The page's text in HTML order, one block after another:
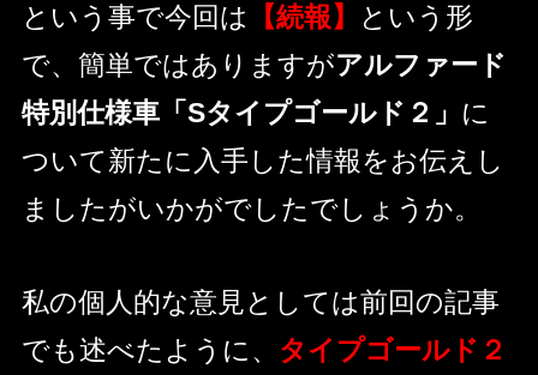
という事で今回は 【続報】
という形
で、簡単ではありますがアルファード
特別仕様車「Sタイプゴールド２」 に
ついて新たに入手した情報をお伝えし
ましたがいかがでしたでしょうか。
私の個人的な意見としては前回の記事
でも述べたように、 タイプゴールド２